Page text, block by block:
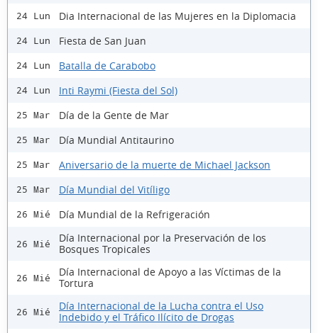
24 Lun Dia Internacional de las Mujeres en la Diplomacia
24 Lun Fiesta de San Juan
24 Lun Batalla de Carabobo
24 Lun Inti Raymi (Fiesta del Sol)
25 Mar Día de la Gente de Mar
25 Mar Día Mundial Antitaurino
25 Mar Aniversario de la muerte de Michael Jackson
25 Mar Día Mundial del Vitíligo
26 Mié Día Mundial de la Refrigeración
26 Mié
Día Internacional por la Preservación de los
Bosques Tropicales
26 Mié
Día Internacional de Apoyo a las Víctimas de la
Tortura
26 Mié
Día Internacional de la Lucha contra el Uso
Indebido y el Tráfico Ilícito de Drogas